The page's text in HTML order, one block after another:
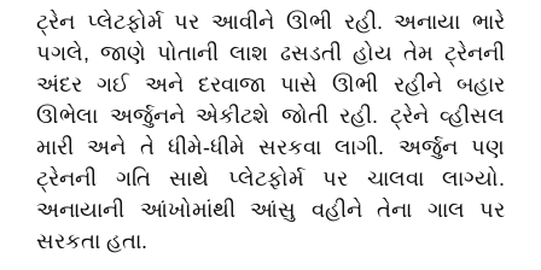
​ટ્રેન પ્લેટફોર્મ પર આવીને ઊભી રહી. અનાયા ભારે
પગલે, જાણે પોતાની લાશ ઢસડતી હોય તેમ ટ્રેનની
અંદર ગઈ અને દરવાજા પાસે ઊભી રહીને બહાર
ઊભેલા અર્જુનને એકીટશે જોતી રહી. ટ્રેને વ્હીસલ
મારી અને તે ધીમે-ધીમે સરકવા લાગી. અર્જુન પણ
ટ્રેનની ગતિ સાથે પ્લેટફોર્મ પર ચાલવા લાગ્યો.
અનાયાની આંખોમાંથી આંસુ વહીને તેના ગાલ પર
સરકતા હતા.